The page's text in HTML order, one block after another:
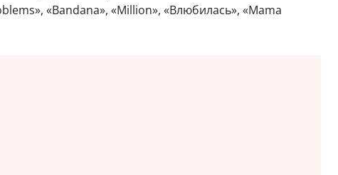
«Bandana», «Million», «Влюбилась», «Mama